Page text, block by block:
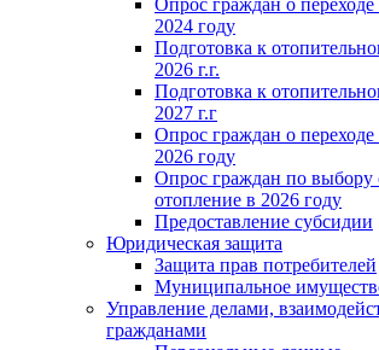
Опрос граждан о
2024 году
Подготовка к
2026 г.г.
Подготовка к
2027 г.г
Опрос граждан о
2026 году
Опрос граждан по выбору
отопление в 2026 году
Предоставление субсидии
Юридическая защита
Защита прав потребителей
Муниципальное
Управление делами,
гражданами